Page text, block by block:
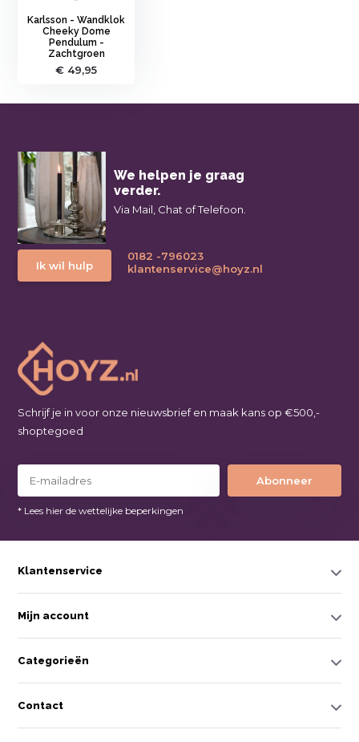
Karlsson - Wandklok
Cheeky Dome
Pendulum -
Zachtgroen
€ 49,95
We helpen je graag
verder.
Via Mail, Chat of Telefoon.
Ik wil hulp
0182 -796023
klantenservice@hoyz.nl
Schrijf je in voor onze nieuwsbrief en maak kans op €500,-
shoptegoed
Abonneer
* Lees hier de wettelijke beperkingen
Klantenservice
Mijn account
Categorieën
Contact